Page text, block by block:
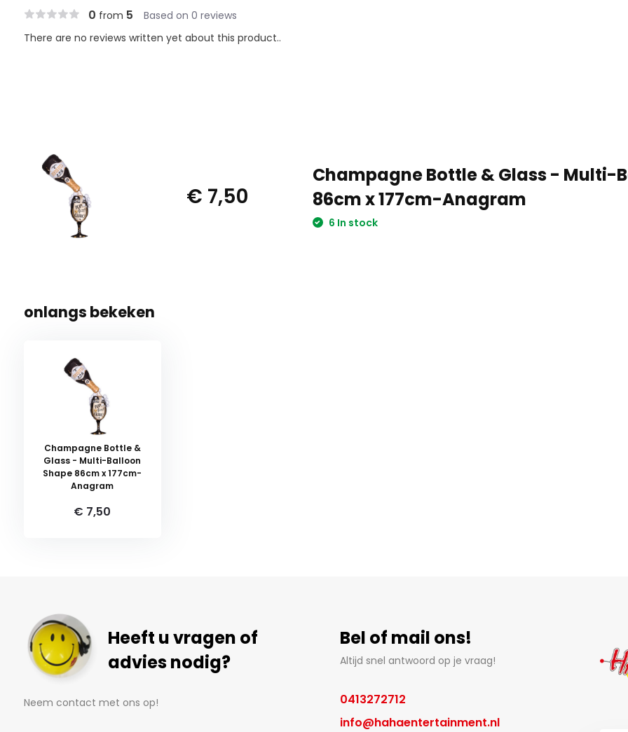
0 from 5 Based on 0 reviews
There are no reviews written yet about this product..
€ 7,50
Champagne Bottle & Glass - Multi-
86cm x 177cm-Anagram
6 In stock
onlangs bekeken
Champagne Bottle &
Glass - Multi-Balloon
Shape 86cm x 177cm-
Anagram
€ 7,50
Heeft u vragen of
advies nodig?
Neem contact met ons op!
Bel of mail ons!
Altijd snel antwoord op je vraag!
0413272712
info@hahaentertainment.nl